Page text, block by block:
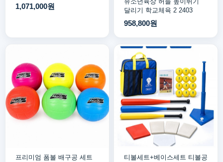
1,071,000원
달리기 학교체육 2 2403
958,800원
프리미엄 폼볼 배구공 세트
티볼세트+베이스세트 티볼공